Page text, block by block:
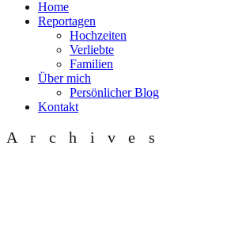
Home
Reportagen
Hochzeiten
Verliebte
Familien
Über mich
Persönlicher Blog
Kontakt
Archives